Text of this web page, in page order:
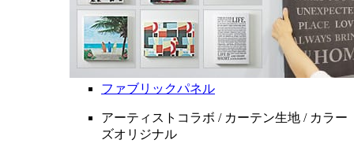
ファブリックパネル
アーティストコラボ / カーテン生地 / カラー
ズオリジナル